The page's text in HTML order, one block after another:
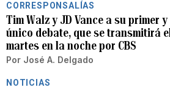
CORRESPONSALÍAS
Tim Walz y JD Vance a su primer y
único debate, que se transmitirá el
martes en la noche por CBS
Por José A. Delgado
NOTICIAS